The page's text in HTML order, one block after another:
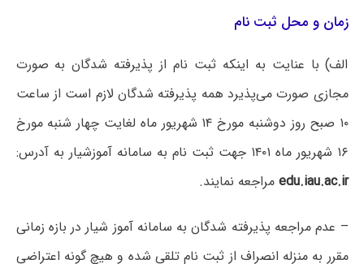
زمان و محل ثبت نام
الف) با عنایت به اینکه ثبت نام از پذیرفته شدگان به صورت
مجازی صورت می‌پذیرد همه پذیرفته شدگان لازم است از ساعت
۱۰ صبح روز دوشنبه مورخ ۱۴ شهریور ماه لغایت چهار شنبه مورخ
۱۶ شهریور ماه ۱۴۰۱ جهت ثبت نام به سامانه آموزشیار به آدرس:
edu.iau.ac.ir مراجعه نمایند.
– عدم مراجعه پذیرفته شدگان به سامانه آموز شیار در بازه زمانی
مقرر به منزله انصراف از ثبت نام تلقی شده و هیچ گونه اعتراضی